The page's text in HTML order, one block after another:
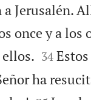
a Jerusalén.
once y a los
ellos. 

34
ha